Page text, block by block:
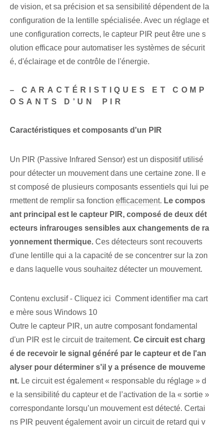
de vision, et sa précision et sa sensibilité dépendent de la
configuration de la lentille spécialisée. Avec un réglage et
une configuration corrects, le capteur PIR peut être une s
olution efficace pour automatiser les systèmes de sécurit
é, d'éclairage et de contrôle de l'énergie.
– CARACTÉRISTIQUES ET COMP
OSANTS D’UN ⁣PIR
Caractéristiques et composants d'un PIR
Un PIR⁢ (Passive Infrared Sensor) est un dispositif utilisé
pour détecter un mouvement dans une certaine zone. Il e
st composé de plusieurs composants essentiels⁢ qui lui pe
rmettent de remplir⁢ sa fonction efficacement.​​ Le compos
ant principal est le capteur PIR, composé de deux dét
ecteurs infrarouges sensibles aux changements de ra
yonnement thermique. Ces détecteurs sont recouverts
d'une lentille qui a la capacité de se concentrer sur la zon
e dans laquelle vous souhaitez détecter un mouvement.
Contenu exclusif - Cliquez ici Comment identifier ma cart
e mère sous Windows 10
Outre le capteur PIR, un autre composant fondamental
d'un PIR est le circuit de traitement. Ce circuit est charg
é de recevoir le signal généré par le capteur et de l'an
alyser pour déterminer s'il y a présence de mouveme
nt. Le circuit est également « responsable du réglage » d
e la sensibilité du capteur et de l’activation de la « sortie »
correspondante lorsqu’un mouvement est détecté. Certai
ns PIR peuvent également avoir un circuit de retard qui v